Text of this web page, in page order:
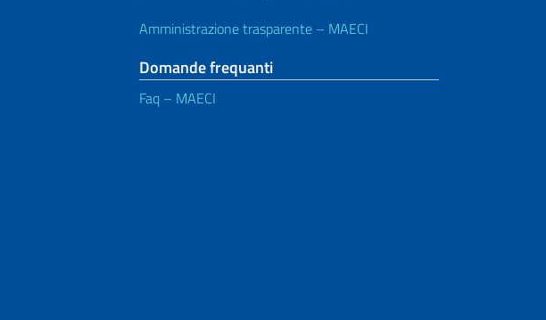
Amministrazione trasparente – MAECI
Domande frequanti
Faq – MAECI